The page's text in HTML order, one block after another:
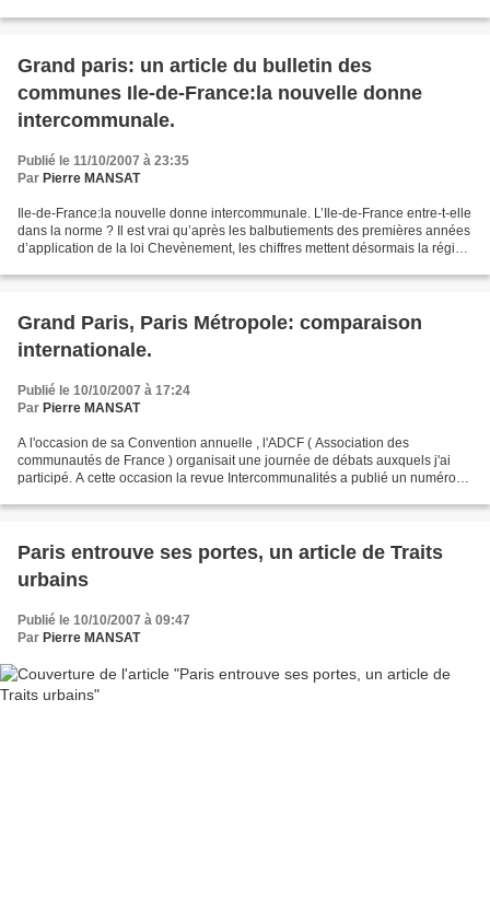
Grand paris: un article du bulletin des
communes Ile-de-France:la nouvelle donne
intercommunale.
Publié le 11/10/2007 à 23:35
Par Pierre MANSAT
Ile-de-France:la nouvelle donne intercommunale. L’Ile-de-France entre-t-elle
dans la norme ? Il est vrai qu’après les balbutiements des premières années
d’application de la loi Chevènement, les chiffres mettent désormais la région
Grand Paris, Paris Métropole: comparaison
internationale.
Publié le 10/10/2007 à 17:24
Par Pierre MANSAT
A l'occasion de sa Convention annuelle , l'ADCF ( Association des
communautés de France ) organisait une journée de débats auxquels j'ai
participé. A cette occasion la revue Intercommunalités a publié un numéro
Paris entrouve ses portes, un article de Traits
urbains
Publié le 10/10/2007 à 09:47
Par Pierre MANSAT